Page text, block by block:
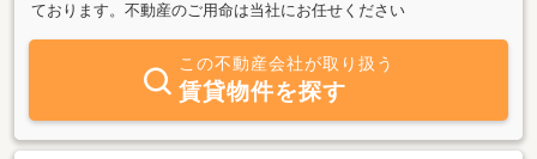
ております。不動産のご用命は当社にお任せください
この不動産会社が取り扱う
賃貸物件を探す